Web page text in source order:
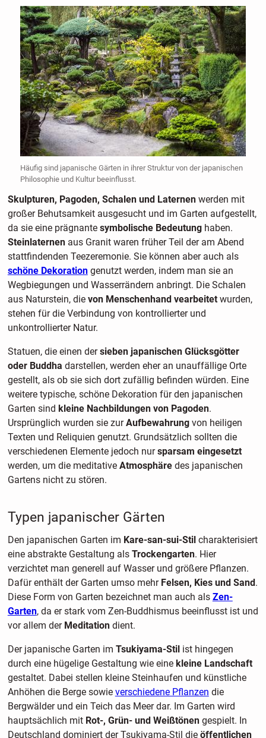
Häufig sind japanische Gärten in ihrer Struktur von der japanischen
Philosophie und Kultur beeinflusst.
Skulpturen, Pagoden, Schalen und Laternenwerden mit
großer Behutsamkeit ausgesucht und im Garten aufgestellt,
da sie eine prägnante symbolische Bedeutunghaben.
Steinlaternenaus Granit waren früher Teil der am Abend
stattfindenden Teezeremonie. Sie können aber auch als
schöne Dekorationgenutzt werden, indem man sie an
Wegbiegungen und Wasserrändern anbringt. Die Schalen
aus Naturstein, die von Menschenhand vearbeitetwurden,
stehen für die Verbindung von kontrollierter und
unkontrollierter Natur.
Statuen, die einen dersieben japanischen Glücksgötter
oder Buddha darstellen, werden eher an unauffällige Orte
gestellt, als ob sie sich dort zufällig befinden würden. Eine
weitere typische, schöne Dekoration für den japanischen
Garten sind kleine Nachbildungen von Pagoden.
Ursprünglich wurden sie zurAufbewahrungvon heiligen
Texten und Reliquien genutzt. Grundsätzlich sollten die
verschiedenen Elemente jedoch nursparsam eingesetzt
werden, um die meditative Atmosphäredes japanischen
Gartens nicht zu stören.
Typen japanischer Gärten
Den japanischen Garten im Kare-san-sui-Stil charakterisiert
eine abstrakte Gestaltung als Trockengarten. Hier
verzichtet man generell auf Wasser und größere Pflanzen.
Dafür enthält der Garten umso mehr Felsen, Kies und Sand .
Diese Form von Garten bezeichnet man auch als Zen-
Garten, da er stark vom Zen-Buddhismus beeinflusst ist und
vor allem der Meditationdient.
Der japanische Garten im Tsukiyama-Stil ist hingegen
durch eine hügelige Gestaltung wie eine kleine Landschaft
gestaltet. Dabei stellen kleine Steinhaufen und künstliche
Anhöhen die Berge sowie verschiedene Pflanzen die
Bergwälder und ein Teich das Meer dar. Im Garten wird
hauptsächlich mit Rot-, Grün- und Weißtönengespielt. In
Deutschland dominiert der Tsukiyama-Stil die öffentlichen